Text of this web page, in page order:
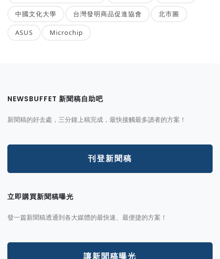
中國文化大學 台灣發明商品促進協會 北市圖
ASUS Microchip
NEWSBUFFET 新聞稿自助吧
新聞稿的好去處，三分鐘上稿完成，最快接觸最多讀者的方案！
刊登新聞稿
立即購買新聞稿曝光
發一篇新聞稿透通到各大媒體的最快速、最便捷的方案！
讓新聞稿曝光